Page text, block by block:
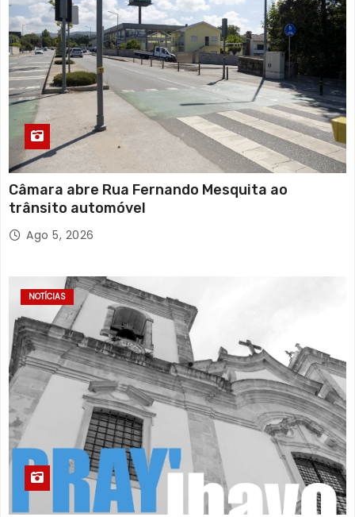
Câmara abre Rua Fernando Mesquita ao
trânsito automóvel
Ago 5, 2026
NOTÍCIAS